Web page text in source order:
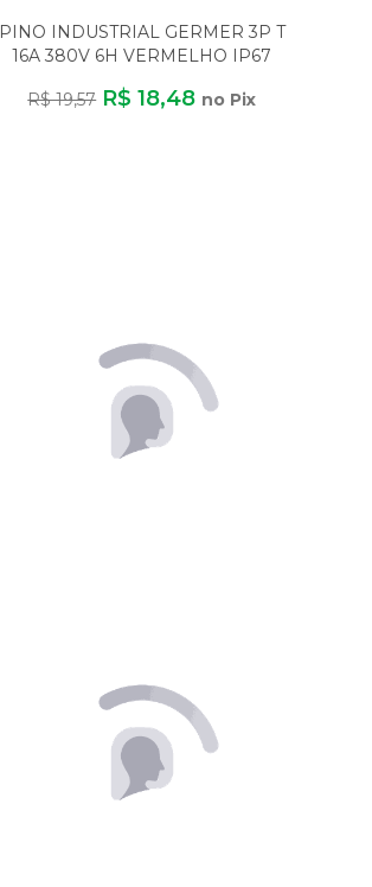
PINO INDUSTRIAL GERMER 3P T
16A 380V 6H VERMELHO IP67
R$ 19,57 R$ 18,48 no Pix